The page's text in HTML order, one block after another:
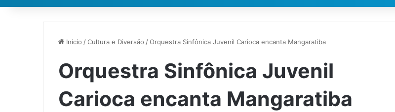
Início /Cultura e Diversão /Orquestra Sinfônica Juvenil Carioca encanta Mangaratiba
Orquestra Sinfônica Juvenil
Carioca encanta Mangaratiba